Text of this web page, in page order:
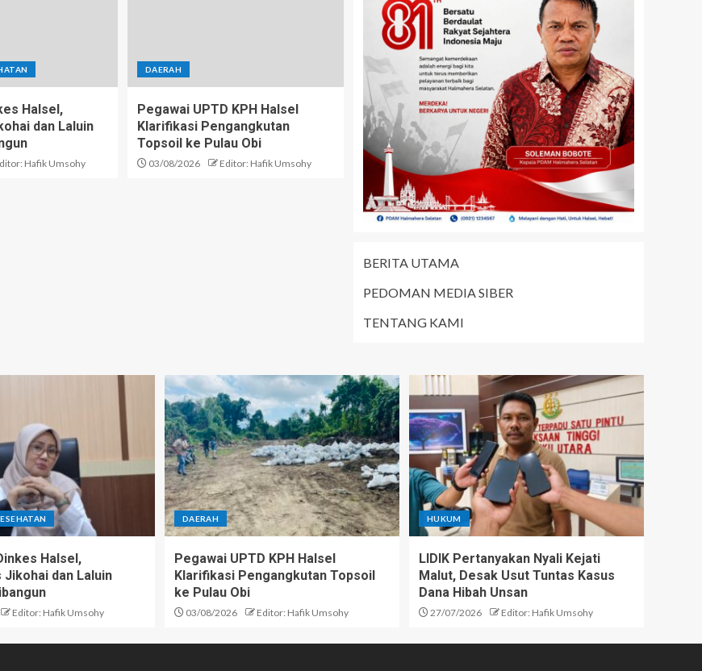
Halsel,
dan Laluin
Hafik Umsohy
DAERAH
Pegawai UPTD KPH Halsel
Klarifikasi Pengangkutan
Topsoil ke Pulau Obi
03/08/2026 Editor: Hafik Umsohy
BERITA UTAMA
PEDOMAN MEDIA SIBER
TENTANG KAMI
Halsel,
Jikohai dan Laluin
Editor: Hafik Umsohy
DAERAH
Pegawai UPTD KPH Halsel
Klarifikasi Pengangkutan Topsoil
ke Pulau Obi
03/08/2026 Editor: Hafik Umsohy
HUKUM
LIDIK Pertanyakan Nyali Kejati
Malut, Desak Usut Tuntas Kasus
Dana Hibah Unsan
27/07/2026 Editor: Hafik Umsohy